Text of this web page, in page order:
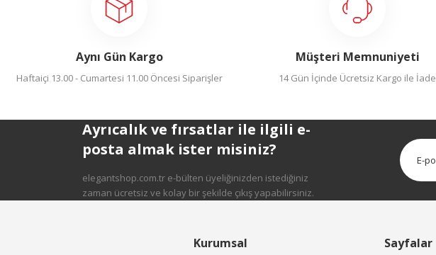
Aynı Gün Kargo
Haftaiçi 13.00 - Cumartesi 11.00 Öncesi Siparişler
Müşteri Memnuniyeti
14 Gün İçinde Ücretsiz Kargo ile İade
Ayrıcalık ve fırsatlar ile ilgili e-
posta almak ister misiniz?
elegantshop.com.tr e-bülten üyeliğinizden istediğiniz
zaman ücretsiz ve kolay bir şekilde çıkış yapabilirsiniz.
Kurumsal Sayfalar